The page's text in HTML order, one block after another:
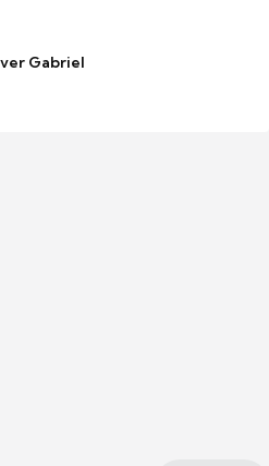
Gabriel